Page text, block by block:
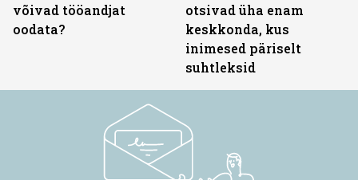
võivad tööandjat
oodata?
otsivad üha enam
keskkonda, kus
inimesed päriselt
suhtleksid